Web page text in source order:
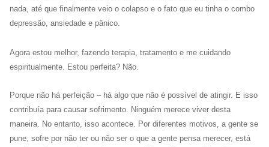
nada, até que finalmente veio o colapso e o fato que eu tinha o combo
depressão, ansiedade e pânico.
Agora estou melhor, fazendo terapia, tratamento e me cuidando
espiritualmente. Estou perfeita? Não.
Porque não há perfeição – há algo que não é possível de atingir. E isso
contribuía para causar sofrimento. Ninguém merece viver desta
maneira. No entanto, isso acontece. Por diferentes motivos, a gente se
pune, sofre por não ter ou não ser o que a gente pensa merecer, está